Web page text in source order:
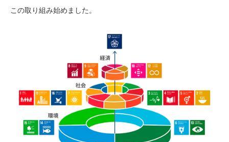
この取り組み始めました。